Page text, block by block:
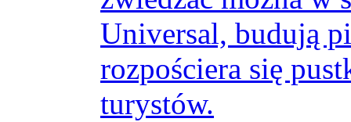
Universal, budują
rozpościera się
turystów.